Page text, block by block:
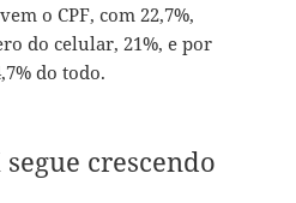
o CPF, com 22,7%,
do celular, 21%, e por
do todo.
crescendo